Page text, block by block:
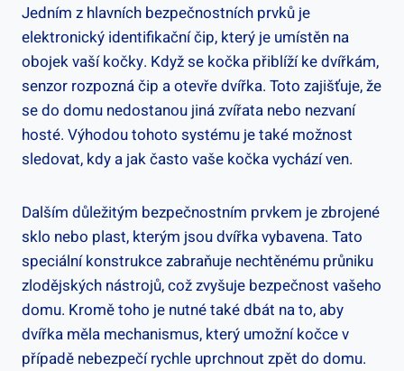
Jedním z hlavních bezpečnostních prvků je
elektronický identifikační čip, který je umístěn na
obojek vaší kočky. Když se kočka přiblíží ke dvířkám,
senzor rozpozná čip a otevře dvířka. Toto zajišťuje, že
se do domu nedostanou jiná zvířata nebo nezvaní
hosté. Výhodou tohoto systému je také možnost
sledovat, kdy a jak často vaše kočka vychází ven.
Dalším důležitým bezpečnostním prvkem je zbrojené
sklo nebo plast, kterým jsou dvířka vybavena. Tato
speciální konstrukce zabraňuje nechtěnému průniku
zlodějských nástrojů, což zvyšuje bezpečnost vašeho
domu. Kromě toho je nutné také dbát na to, aby
dvířka měla mechanismus, který umožní kočce v
případě nebezpečí rychle uprchnout zpět do domu.